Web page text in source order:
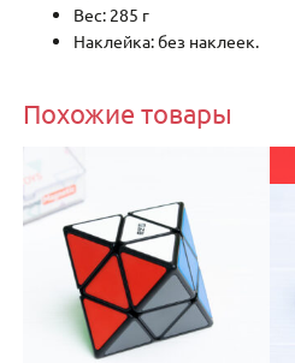
Вес: 285 г
Наклейка: без наклеек.
Похожие товары